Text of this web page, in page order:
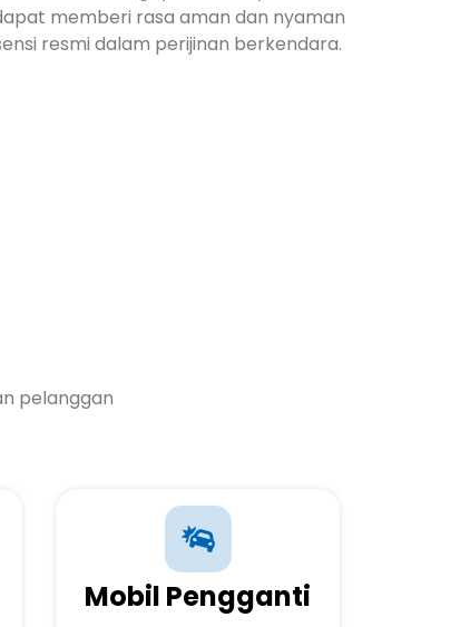
memberi rasa aman dan nyaman
resmi dalam perijinan berkendara.
pelanggan
Mobil Pengganti